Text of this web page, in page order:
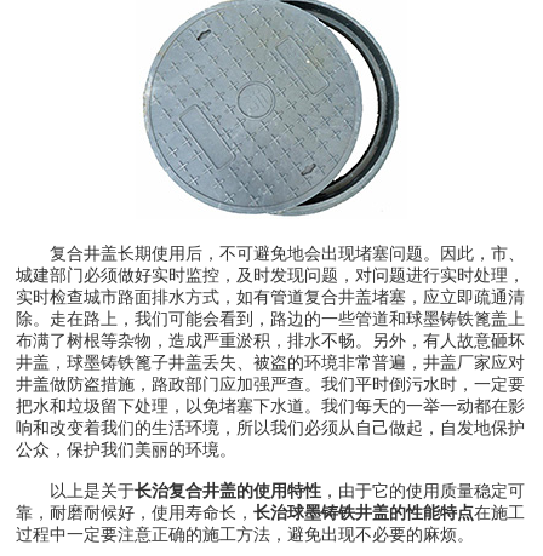
复合井盖长期使用后，不可避免地会出现堵塞问题。因此，市、
城建部门必须做好实时监控，及时发现问题，对问题进行实时处理，
实时检查城市路面排水方式，如有管道复合井盖堵塞，应立即疏通清
除。走在路上，我们可能会看到，路边的一些管道和球墨铸铁篦盖上
布满了树根等杂物，造成严重淤积，排水不畅。另外，有人故意砸坏
井盖，球墨铸铁篦子井盖丢失、被盗的环境非常普遍，井盖厂家应对
井盖做防盗措施，路政部门应加强严查。我们平时倒污水时，一定要
把水和垃圾留下处理，以免堵塞下水道。我们每天的一举一动都在影
响和改变着我们的生活环境，所以我们必须从自己做起，自发地保护
公众，保护我们美丽的环境。
以上是关于长治复合井盖的使用特性 ，由于它的使用质量稳定可
靠，耐磨耐候好，使用寿命长，长治球墨铸铁井盖的性能特点在施工
过程中一定要注意正确的施工方法，避免出现不必要的麻烦。